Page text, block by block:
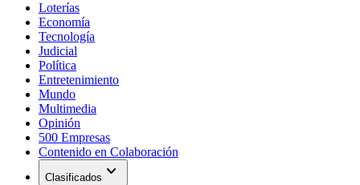
Loterías
Economía
Tecnología
Judicial
Política
Entretenimiento
Mundo
Multimedia
Opinión
500 Empresas
Contenido en Colaboración
Clasificados expand_more